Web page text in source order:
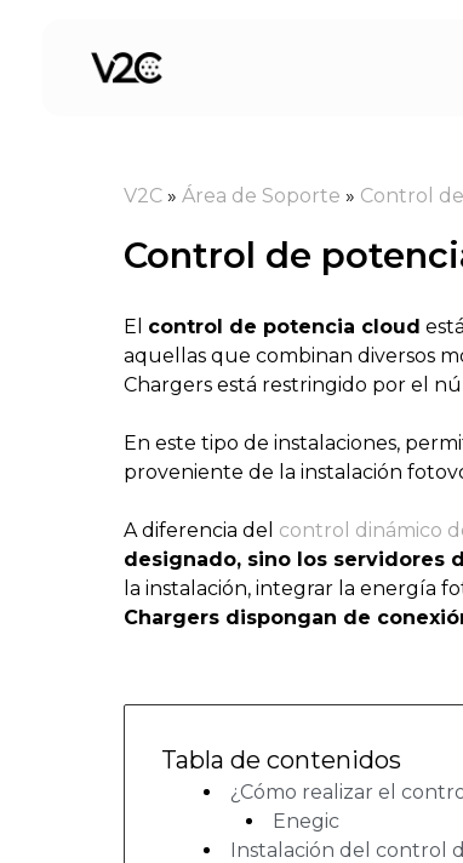
contenido
V2C » Área de Soporte » Control
Control de
El control de potencia cloud
aquellas que combinan diversos
Chargers está restringido por el
En este tipo de instalaciones,
proveniente de la instalación
A diferencia del control dinámico
designado, sino los servidores
la instalación, integrar la energía
Chargers dispongan de
Tabla de contenidos
¿Cómo realizar el
Enegic
Instalación del control